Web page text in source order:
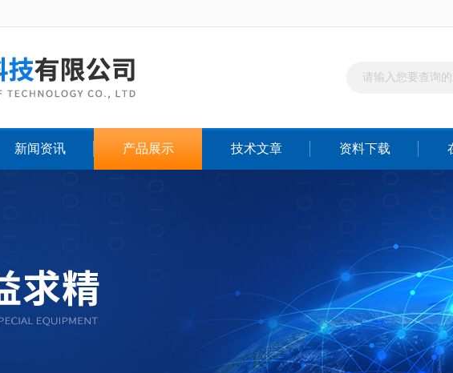
新闻资讯 产品展示 技术文章 资料下载